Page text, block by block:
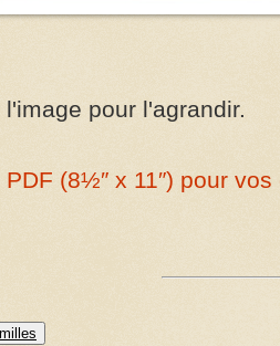
pour l'agrandir.
(8½″ x 11″) pour